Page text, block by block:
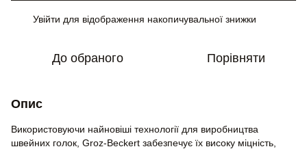
Увійти для відображення накопичувальної знижки
До обраного Порівняти
Опис
Використовуючи найновіші технології для виробництва
швейних голок, Groz-Beckert забезпечує їх високу міцність,